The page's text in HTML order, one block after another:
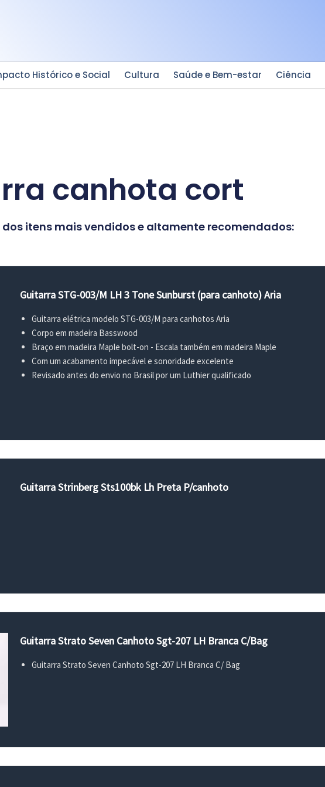
Histórico e Social Cultura Saúde e Bem-estar Ciência
canhota cort
itens mais vendidos e altamente recomendados:
Guitarra STG-003/M LH 3 Tone Sunburst (para canhoto) Aria
Guitarra elétrica modelo STG-003/M para canhotos Aria
Corpo em madeira Basswood
Braço em madeira Maple bolt-on - Escala também em madeira Maple
Com um acabamento impecável e sonoridade excelente
Revisado antes do envio no Brasil por um Luthier qualificado
Guitarra Strinberg Sts100bk Lh Preta P/canhoto
Guitarra Strato Seven Canhoto Sgt-207 LH Branca C/Bag
Guitarra Strato Seven Canhoto Sgt-207 LH Branca C/ Bag